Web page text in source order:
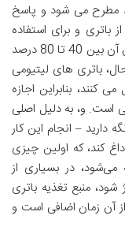
مطرح می شود و پاسخ
باتری و برای استفاده
حداکثری از باتری لپ تاپ خود، شارژ نگه داشتن آن بین 40 تا 80 درصد
باتری‌ های لیتیومی
بنابراین اجازه
کلی خوبی است. و، به دلیل اصلی
دارید – انجام این کار
کند، که اولین چیزی
در بسیاری از
هنگامی که باتری 100٪ شارژ شود، منبع تغذیه باتری
آن زمان اضافی است و